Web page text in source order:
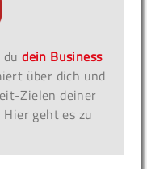
dudein Business
über dich und
Zielen deiner
Hier geht es zu